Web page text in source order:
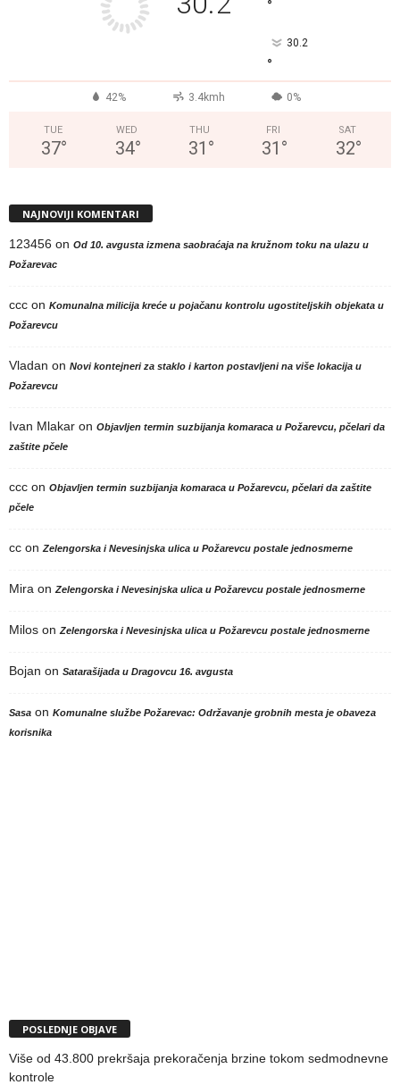
°
30.2
°
42% 3.4kmh 0%
TUE
37°
WED
34°
THU
31 °
FRI
31 °
SAT
32°
NAJNOVIJI KOMENTARI
123456 on Od 10. avgusta izmena saobraćaja na kružnom toku na ulazu u
Požarevac
ccc on Komunalna milicija kreće u pojačanu kontrolu ugostiteljskih objekata u
Požarevcu
Vladan on Novi kontejneri za staklo i karton postavljeni na više lokacija u
Požarevcu
Ivan Mlakar on Objavljen termin suzbijanja komaraca u Požarevcu, pčelari da
zaštite pčele
ccc on Objavljen termin suzbijanja komaraca u Požarevcu, pčelari da zaštite
pčele
cc on Zelengorska i Nevesinjska ulica u Požarevcu postale jednosmerne
Mira on Zelengorska i Nevesinjska ulica u Požarevcu postale jednosmerne
Milos on Zelengorska i Nevesinjska ulica u Požarevcu postale jednosmerne
Bojan on Satarašijada u Dragovcu 16. avgusta
Sasa on Komunalne službe Požarevac: Održavanje grobnih mesta je obaveza
korisnika
POSLEDNJE OBJAVE
Više od 43.800 prekršaja prekoračenja brzine tokom sedmodnevne
kontrole